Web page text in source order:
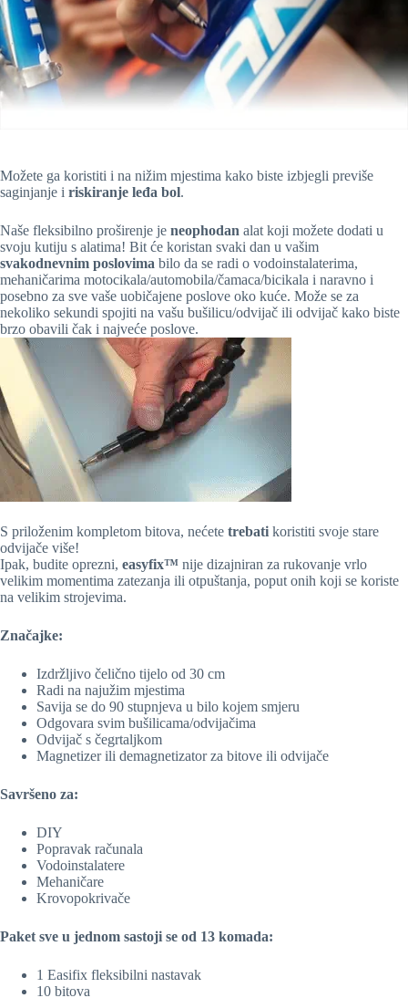
Možete ga koristiti i na nižim mjestima kako biste izbjegli previše
saginjanje i riskiranje leđa bol.
Naše fleksibilno proširenje je neophodan alat koji možete dodati u
svoju kutiju s alatima! Bit će koristan svaki dan u vašim
svakodnevnim poslovima bilo da se radi o vodoinstalaterima,
mehaničarima motocikala/automobila/čamaca/bicikala i naravno i
posebno za sve vaše uobičajene poslove oko kuće. Može se za
nekoliko sekundi spojiti na vašu bušilicu/odvijač ili odvijač kako biste
brzo obavili čak i najveće poslove.
S priloženim kompletom bitova, nećete trebati koristiti svoje stare
odvijače više!
Ipak, budite oprezni, easyfix™ nije dizajniran za rukovanje vrlo
velikim momentima zatezanja ili otpuštanja, poput onih koji se koriste
na velikim strojevima.
Značajke:
Izdržljivo čelično tijelo od 30 cm
Radi na najužim mjestima
Savija se do 90 stupnjeva u bilo kojem smjeru
Odgovara svim bušilicama/odvijačima
Odvijač s čegrtaljkom
Magnetizer ili demagnetizator za bitove ili odvijače
Savršeno za:
DIY
Popravak računala
Vodoinstalatere
Mehaničare
Krovopokrivače
Paket sve u jednom sastoji se od 13 komada:
1 Easifix fleksibilni nastavak
10 bitova